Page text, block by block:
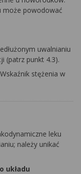
może powodować
uwalnianiu
(patrz punkt 4.3).
stężenia w
leku
należy unikać
układu